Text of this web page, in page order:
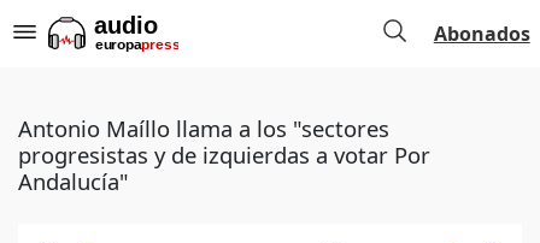
Abonados
Antonio Maíllo llama a los "sectores
progresistas y de izquierdas a votar Por
Andalucía"